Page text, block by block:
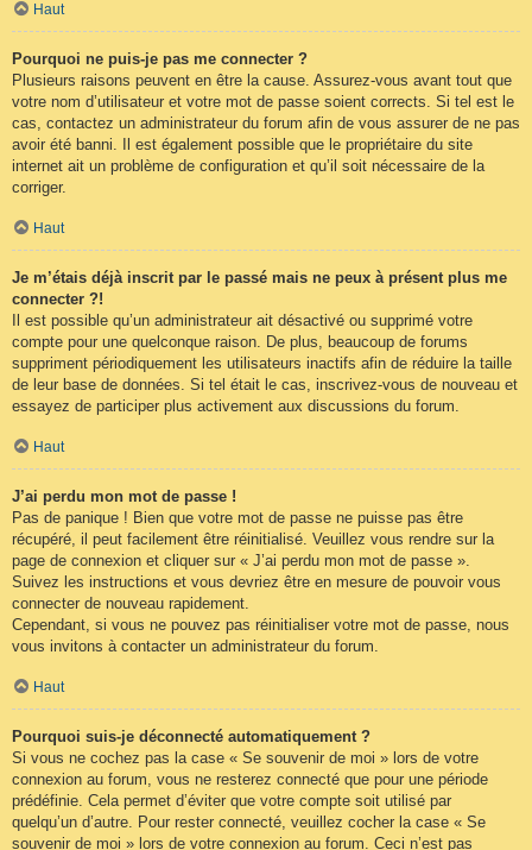
Haut
Pourquoi ne puis-je pas me connecter ?
Plusieurs raisons peuvent en être la cause. Assurez-vous avant tout que
votre nom d’utilisateur et votre mot de passe soient corrects. Si tel est le
cas, contactez un administrateur du forum afin de vous assurer de ne pas
avoir été banni. Il est également possible que le propriétaire du site
internet ait un problème de configuration et qu’il soit nécessaire de la
corriger.
Haut
Je m’étais déjà inscrit par le passé mais ne peux à présent plus me
connecter ?!
Il est possible qu’un administrateur ait désactivé ou supprimé votre
compte pour une quelconque raison. De plus, beaucoup de forums
suppriment périodiquement les utilisateurs inactifs afin de réduire la taille
de leur base de données. Si tel était le cas, inscrivez-vous de nouveau et
essayez de participer plus activement aux discussions du forum.
Haut
J’ai perdu mon mot de passe !
Pas de panique ! Bien que votre mot de passe ne puisse pas être
récupéré, il peut facilement être réinitialisé. Veuillez vous rendre sur la
page de connexion et cliquer sur « J’ai perdu mon mot de passe ».
Suivez les instructions et vous devriez être en mesure de pouvoir vous
connecter de nouveau rapidement.
Cependant, si vous ne pouvez pas réinitialiser votre mot de passe, nous
vous invitons à contacter un administrateur du forum.
Haut
Pourquoi suis-je déconnecté automatiquement ?
Si vous ne cochez pas la case « Se souvenir de moi » lors de votre
connexion au forum, vous ne resterez connecté que pour une période
prédéfinie. Cela permet d’éviter que votre compte soit utilisé par
quelqu’un d’autre. Pour rester connecté, veuillez cocher la case « Se
souvenir de moi » lors de votre connexion au forum. Ceci n’est pas